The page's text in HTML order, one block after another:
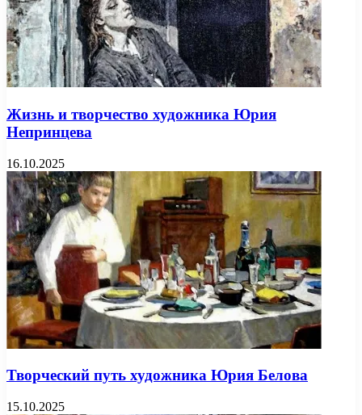
Жизнь и творчество художника Юрия
Непринцева
16.10.2025
Творческий путь художника Юрия Белова
15.10.2025